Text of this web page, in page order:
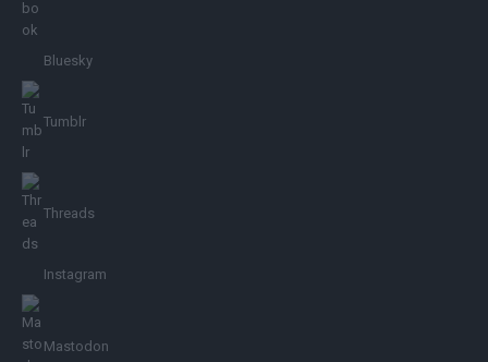
Bluesky
Tumblr
Threads
Instagram
Mastodon